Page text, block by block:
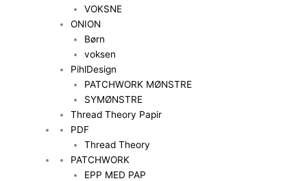
VOKSNE
ONION
Børn
voksen
PihlDesign
PATCHWORK MØNSTRE
SYMØNSTRE
Thread Theory Papir
PDF
Thread Theory
PATCHWORK
EPP MED PAP